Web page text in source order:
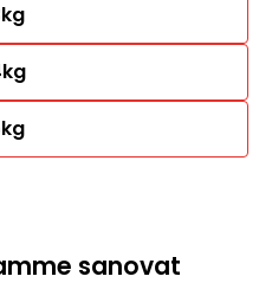
sanovat